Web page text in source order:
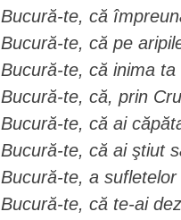
Bucură-te, că
Bucură-te, că pe
Bucură-te, că inima
Bucură-te, că, prin
Bucură-te, că ai
Bucură-te, că ai ştiut
Bucură-te, a
Bucură-te, că te-ai